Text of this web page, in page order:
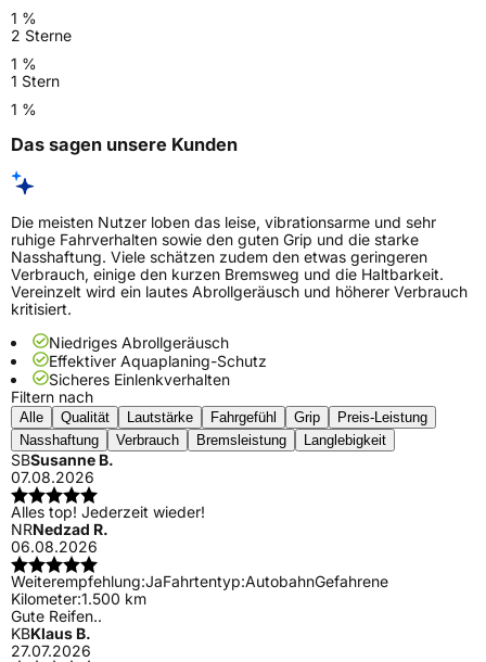
1 %
2 Sterne
1 %
1 Stern
1 %
Das sagen unsere Kunden
Die meisten Nutzer loben das leise, vibrationsarme und sehr
ruhige Fahrverhalten sowie den guten Grip und die starke
Nasshaftung. Viele schätzen zudem den etwas geringeren
Verbrauch, einige den kurzen Bremsweg und die Haltbarkeit.
Vereinzelt wird ein lautes Abrollgeräusch und höherer Verbrauch
kritisiert.
Niedriges Abrollgeräusch
Effektiver Aquaplaning-Schutz
Sicheres Einlenkverhalten
Filtern nach
Alle Qualität Lautstärke Fahrgefühl Grip
Preis-Leistung
Nasshaftung
Verbrauch Bremsleistung Langlebigkeit
SBSusanne B.
07.08.2026
Alles top! Jederzeit wieder!
NRNedzad R.
06.08.2026
Weiterempfehlung:JaFahrtentyp:AutobahnGefahrene
Kilometer:1.500 km
Gute Reifen..
KBKlaus B.
27.07.2026